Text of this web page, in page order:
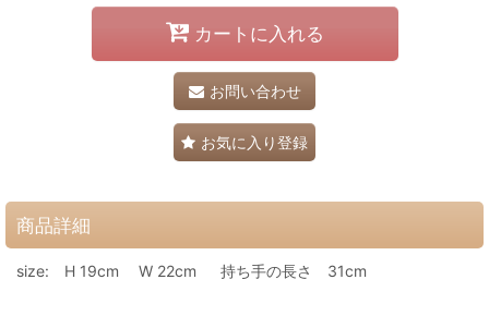
カートに入れる
お問い合わせ
お気に入り登録
商品詳細
size: H 19cm W 22cm 持ち手の長さ 31cm